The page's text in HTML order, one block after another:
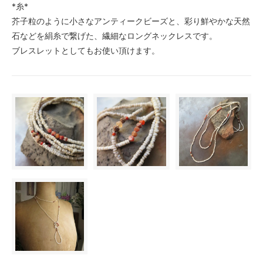
*糸*
芥子粒のように小さなアンティークビーズと、彩り鮮やかな天然
石などを絹糸で繋げた、繊細なロングネックレスです。
ブレスレットとしてもお使い頂けます。